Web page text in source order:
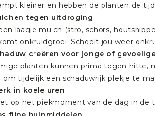
kleiner en hebben de planten de
tegen uitdroging
laagje mulch (stro, schors,
onkruidgroei. Scheelt jou weer
creëren voor jonge of
planten kunnen prima tegen hitte,
om tijdelijk een schaduwrijk plekje te
in koele uren
op het piekmoment van de dag in de